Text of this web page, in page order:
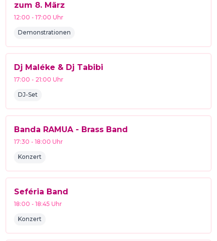
zum 8. März
12:00 -17:00 Uhr
Demonstrationen
Dj Maléke & Dj Tabibi
17:00 - 21:00 Uhr
DJ-Set
Banda RAMUA - Brass Band
17:30 -18:00 Uhr
Konzert
Seféria Band
18:00 -18:45 Uhr
Konzert